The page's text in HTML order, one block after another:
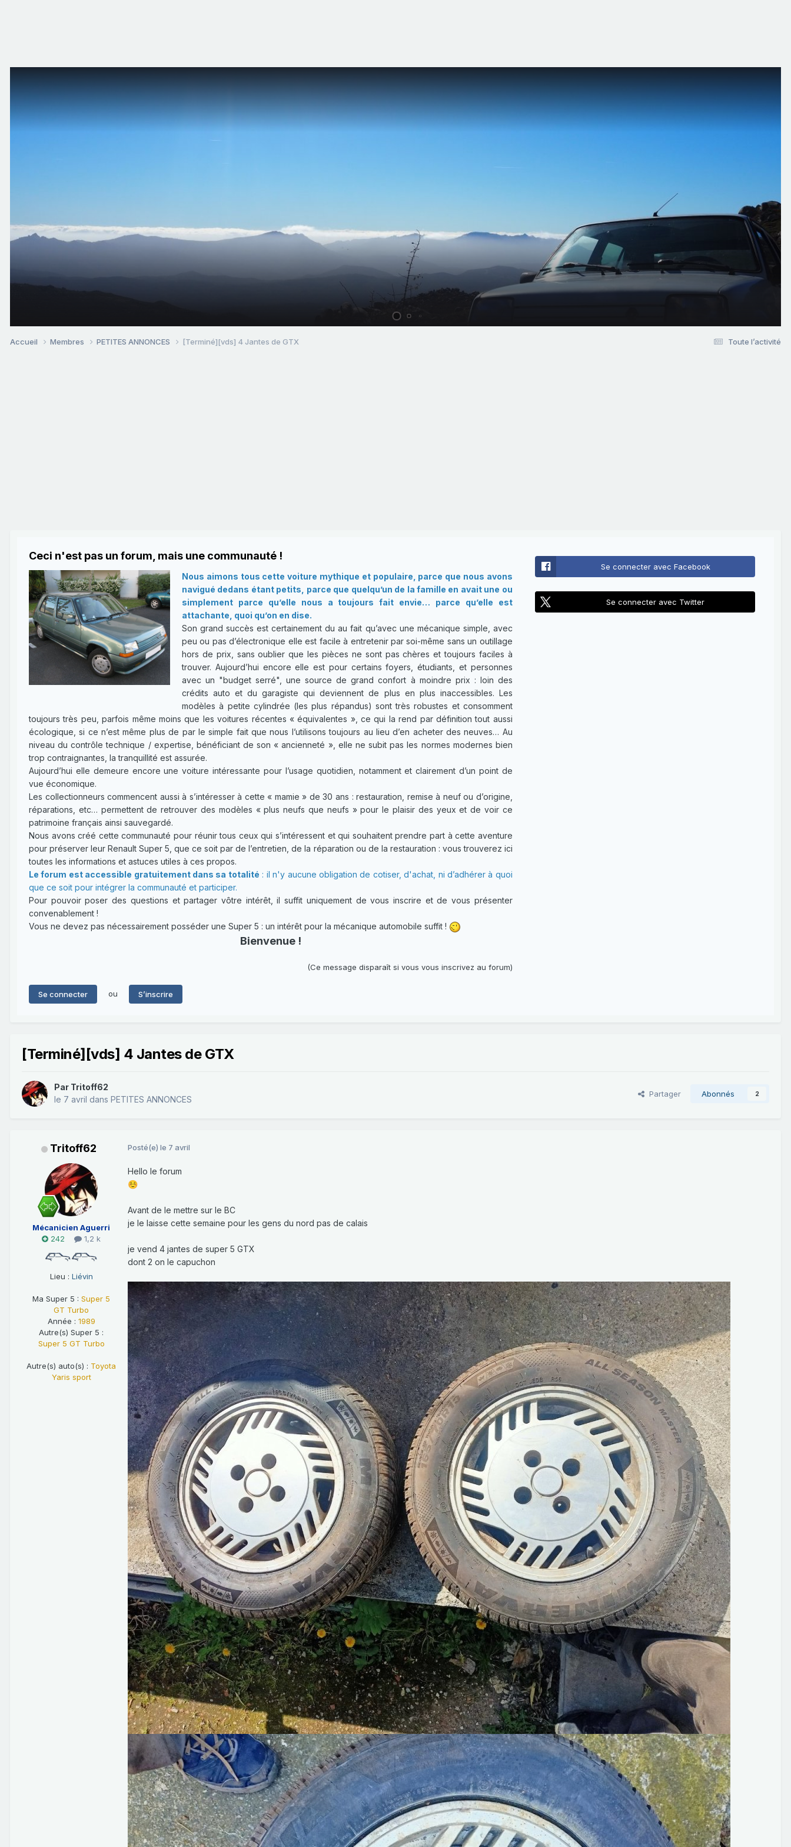
Toute l’activité
Accueil Membres PETITES ANNONCES [Terminé][vds] 4 Jantes de GTX
Ceci n'est pas un forum, mais une communauté !
Nous aimons tous cette voiture mythique et populaire, parce que nous avons
navigué dedans étant petits, parce que quelqu’un de la famille en avait une ou
simplement parce qu’elle nous a toujours fait envie… parce qu’elle est
attachante, quoi qu’on en dise.
Son grand succès est certainement du au fait qu’avec une mécanique simple, avec
peu ou pas d’électronique elle est facile à entretenir par soi-même sans un outillage
hors de prix, sans oublier que les pièces ne sont pas chères et toujours faciles à
trouver. Aujourd’hui encore elle est pour certains foyers, étudiants, et personnes
avec un "budget serré", une source de grand confort à moindre prix : loin des
crédits auto et du garagiste qui deviennent de plus en plus inaccessibles. Les
modèles à petite cylindrée (les plus répandus) sont très robustes et consomment
toujours très peu, parfois même moins que les voitures récentes « équivalentes », ce qui la rend par définition tout aussi
écologique, si ce n’est même plus de par le simple fait que nous l’utilisons toujours au lieu d’en acheter des neuves… Au
niveau du contrôle technique / expertise, bénéficiant de son « ancienneté », elle ne subit pas les normes modernes bien
trop contraignantes, la tranquillité est assurée.
Aujourd’hui elle demeure encore une voiture intéressante pour l’usage quotidien, notamment et clairement d’un point de
vue économique.
Les collectionneurs commencent aussi à s’intéresser à cette « mamie » de 30 ans : restauration, remise à neuf ou d’origine,
réparations, etc… permettent de retrouver des modèles « plus neufs que neufs » pour le plaisir des yeux et de voir ce
patrimoine français ainsi sauvegardé.
Nous avons créé cette communauté pour réunir tous ceux qui s’intéressent et qui souhaitent prendre part à cette aventure
pour préserver leur Renault Super 5, que ce soit par de l’entretien, de la réparation ou de la restauration : vous trouverez ici
toutes les informations et astuces utiles à ces propos.
Le forum est accessible gratuitement dans sa totalité : il n'y aucune obligation de cotiser, d'achat, ni d’adhérer à quoi
que ce soit pour intégrer la communauté et participer.
Pour pouvoir poser des questions et partager vôtre intérêt, il suffit uniquement de vous inscrire et de vous présenter
convenablement !
Vous ne devez pas nécessairement posséder une Super 5 : un intérêt pour la mécanique automobile suffit !
Bienvenue !
(Ce message disparaît si vous vous inscrivez au forum)
Se connecter ou S’inscrire
Se connecter avec Facebook
Se connecter avec Twitter
[Terminé][vds] 4 Jantes de GTX
Par Tritoff62
le 7 avril dans PETITES ANNONCES
Partager Abonnés 2
Tritoff62
Mécanicien Aguerri
242
1,2 k
Lieu : Liévin
Ma Super 5 : Super 5
GT Turbo
Année : 1989
Autre(s) Super 5 :
Super 5 GT Turbo
Autre(s) auto(s) : Toyota
Yaris sport
Posté(e) le 7 avril
Hello le forum
☺️
Avant de le mettre sur le BC
je le laisse cette semaine pour les gens du nord pas de calais
je vend 4 jantes de super 5 GTX
dont 2 on le capuchon